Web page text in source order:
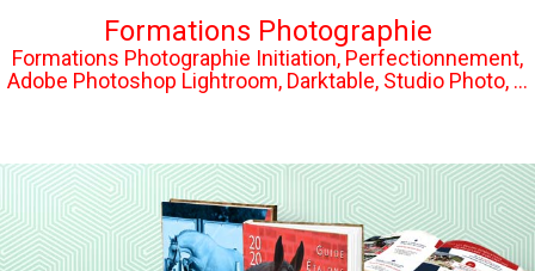
Formations Photographie
Formations Photographie Initiation, Perfectionnement,
Adobe Photoshop Lightroom, Darktable, Studio Photo, ...